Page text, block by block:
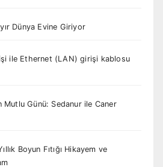
Dünya Evine Giriyor
ile Ethernet (LAN) girişi kablosu
Mutlu Günü: Sedanur ile Caner
Boyun Fıtığı Hikayem ve